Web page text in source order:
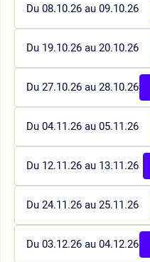
Du 08.10.26 au 09.10.26
Du 19.10.26 au 20.10.26
Du 27.10.26 au 28.10.26
Du 04.11.26 au 05.11.26
Du 12.11.26 au 13.11.26
Du 24.11.26 au 25.11.26
Du 03.12.26 au 04.12.26